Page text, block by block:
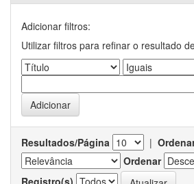
Adicionar filtros:
Utilizar filtros para refinar o resultado
Resultados/Página |
Ordenar
Registro(s)